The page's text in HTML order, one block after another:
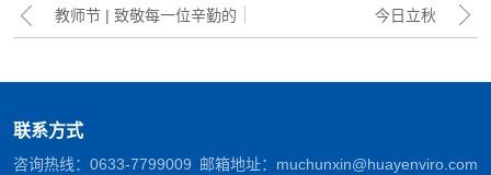
教师节 | 致敬每一位辛勤的 今日立秋
联系方式
咨询热线： 0633-7799009 邮箱地址： muchunxin@huayenviro.com